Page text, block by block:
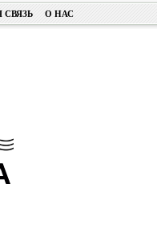
СВЯЗЬ О НАС